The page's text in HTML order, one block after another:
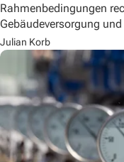
Rahmenbedingungen
Gebäudeversorgung
Julian Korb